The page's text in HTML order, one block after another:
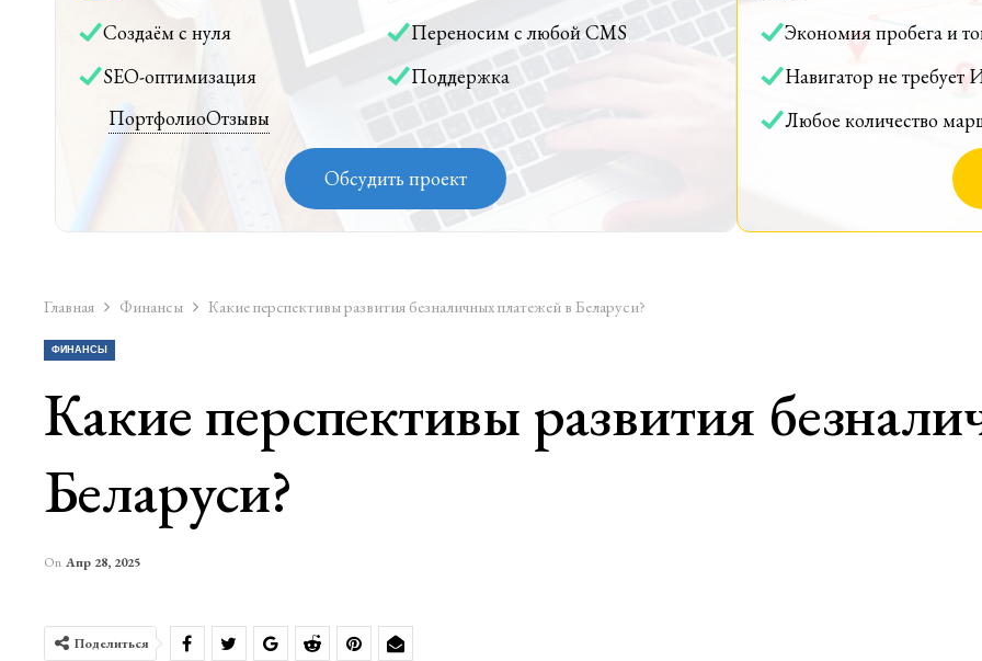
Создаём с нуля
Переносим с любой CMS
SEO-оптимизация
Поддержка
ПортфолиоОтзывы
Обсудить проект
Экономия пробега и
Навигатор не требует
Любое количество
Главная Финансы Какие перспективы развития безналичных платежей в Беларуси?
ФИНАНСЫ
Какие перспективы развития
Беларуси?
On Апр 28, 2025
Поделиться